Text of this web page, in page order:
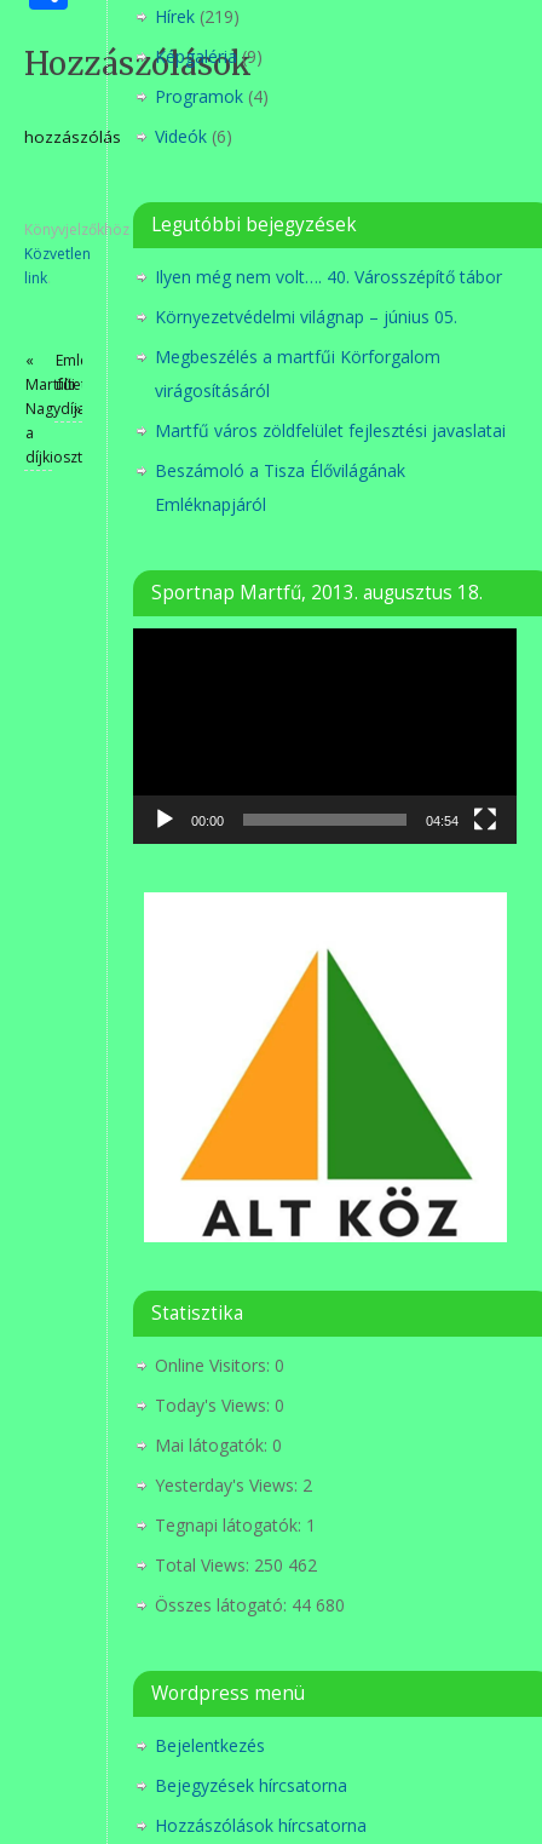
meg
Hozzászólások
hozzászólás
Könyvjelzőkhöz
Közvetlen
link.
«
Martfűi
Nagydíjas
a
díjkiosztón!
Emlékfa
ültetés
»
Hírek (219)
Képgaléria(9)
Programok (4)
Videók (6)
Legutóbbi bejegyzések
Ilyen még nem volt…. 40. Városszépítő tábor
Környezetvédelmi világnap – június 05.
Megbeszélés a martfűi Körforgalom
virágosításáról
Martfű város zöldfelület fejlesztési javaslatai
Beszámoló a Tisza Élővilágának
Emléknapjáról
Sportnap Martfű, 2013. augusztus 18.
00:00 04:54
Statisztika
Online Visitors: 0
Today's Views: 0
Mai látogatók: 0
Yesterday's Views: 2
Tegnapi látogatók: 1
Total Views: 250 462
Összes látogató: 44 680
Wordpress menü
Bejelentkezés
Bejegyzések hírcsatorna
Hozzászólások hírcsatorna